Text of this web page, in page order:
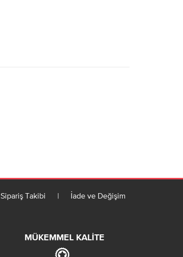
Sipariş Takibi | İade ve Değişim
MÜKEMMEL KALITE